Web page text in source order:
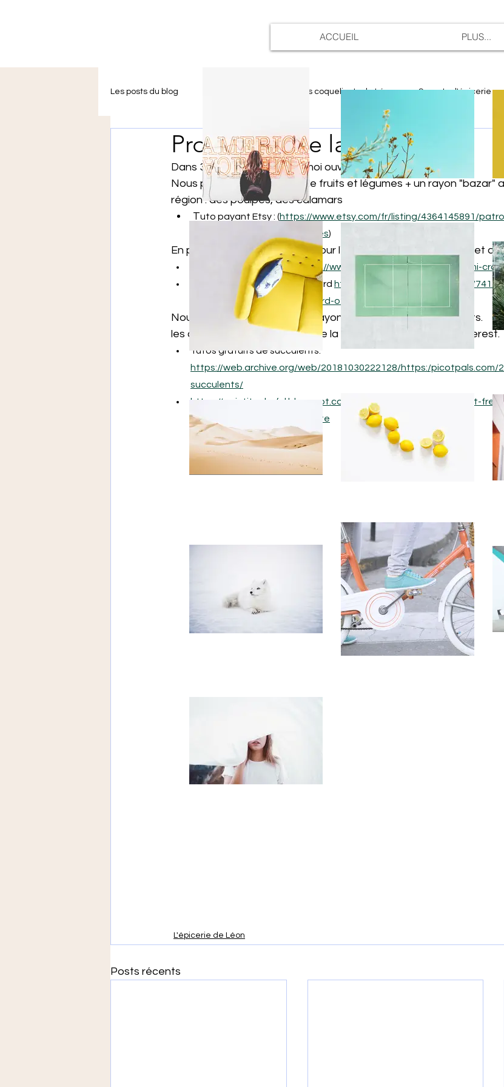
ACCUEIL PLUS...
Les posts du blog Les coquelicots de Léon Secrets d'épicerie
le mur de street art de Léon
Production de la semaine
Dans 3 semaines , Léon et moi ouvrons la boutique.
Nous proposerons un étal de fruits et légumes + un rayon "bazar"
région : des poulpes, des calamars
Tuto payant Etsy : (https://www.etsy.com/fr/listing/4364145891/
au-crochet?ref=yr_purchases)
En plus des marques-pages pour l'instant en forme de souris et
tuto gratuit de la souris https://www.supergurumi.com/amigurumi-
Tuto payant sur Etsy du homard https://www.etsy.com/fr/listing/
crochet-marque-page-homard-o?ref=yr_purchases
Nous ouvrons également un rayon de cactus et de succulents.
les cactus ont été faits au fil de la laine, en s'inspirant de Pinterest.
Tutos gratuits de succulents:
https://web.archive.org/web/20181030222128/https:/picotpals.com/
succulents/
https://paintitcolorful.blogspot.com/2019/06/crochet-succulent-free-
pattern.html#google_vignette
L'épicerie de Léon
Posts récents